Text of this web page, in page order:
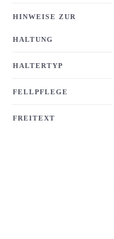
HINWEISE ZUR
HALTUNG
HALTERTYP
FELLPFLEGE
FREITEXT